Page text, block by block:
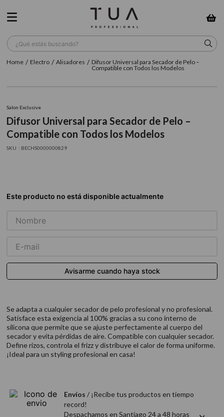
¿Qué estás buscando?
Electro Alisadores
Difusor Universal para Secador de Pelo –
Compatible con Todos los Modelos
Salon Exclusive
Difusor Universal para Secador de Pelo –
Compatible con Todos los Modelos
: BECHS0000000829
Se adapta a cualquier secador de pelo profesional y no profesional.
Satisface esta exigencia al 100% gracias a su cono interno de
silicona que permite que se ajuste perfectamente al cuerpo del
secador y evita pérdidas de aire. Compatible con cualquier secador.
Define rizos, controla el frizz y distribuye el calor de forma uniforme.
¡Ideal para un styling profesional en casa!
Envíos / ¡Recibe tus productos en tiempo
record!
Despachamos en Santiago 24 a 48 horas
TÉRMINOS MÁS BUSCADOS
2. sow
3. farmavita
7. secador
10.